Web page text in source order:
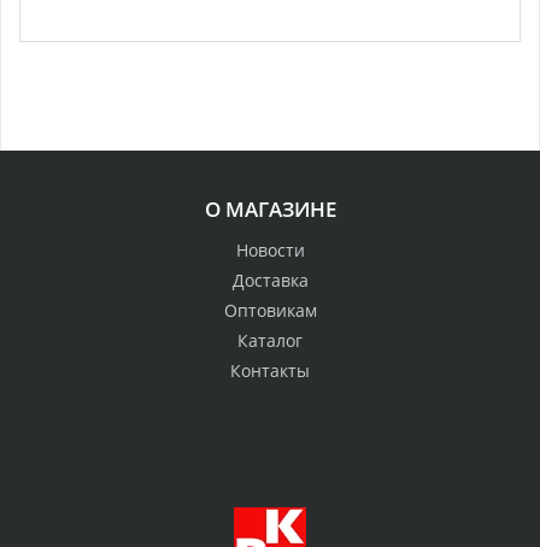
О МАГАЗИНЕ
Новости
Доставка
Оптовикам
Каталог
Контакты